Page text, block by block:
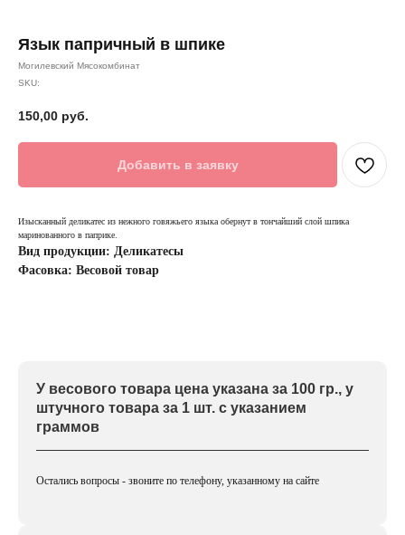
Язык папричный в шпике
Могилевский Мясокомбинат
SKU:
150,00 руб.
Добавить в заявку
Изысканный деликатес из нежного говяжьего языка обернут в тончайший слой шпика
маринованного в паприке.
Вид продукции: Деликатесы
Фасовка: Весовой товар
У весового товара цена указана за 100 гр., у
штучного товара за 1 шт. с указанием
граммов
Остались вопросы - звоните по телефону, указанному на сайте